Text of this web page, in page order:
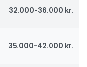
32.000-36.000 kr.
35.000-42.000 kr.